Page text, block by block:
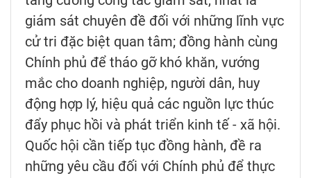
giám sát chuyên đề đối với những lĩnh vực
cử tri đặc biệt quan tâm; đồng hành cùng
Chính phủ để tháo gỡ khó khăn, vướng
mắc cho doanh nghiệp, người dân, huy
động hợp lý, hiệu quả các nguồn lực thúc
đẩy phục hồi và phát triển kinh tế - xã hội.
Quốc hội cần tiếp tục đồng hành, đề ra
những yêu cầu đối với Chính phủ để thực